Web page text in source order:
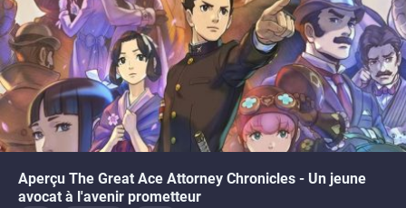
Aperçu The Great Ace Attorney Chronicles - Un jeune
avocat à l'avenir prometteur